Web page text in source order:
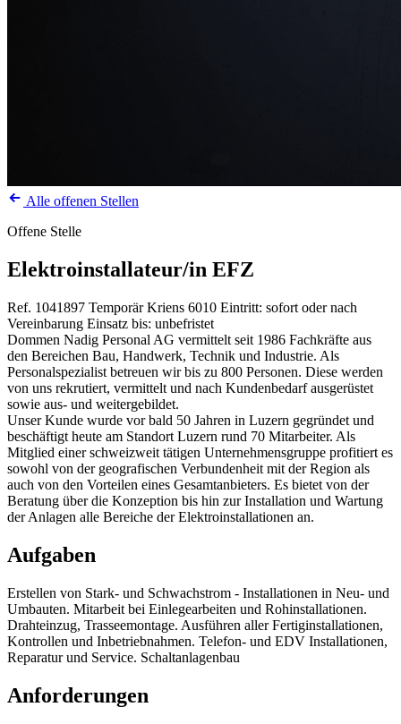
Alle offenen Stellen
Offene Stelle
Elektroinstallateur/in EFZ
Ref. 1041897 Temporär Kriens 6010 Eintritt: sofort oder nach
Vereinbarung Einsatz bis: unbefristet
Dommen Nadig Personal AG vermittelt seit 1986 Fachkräfte aus
den Bereichen Bau, Handwerk, Technik und Industrie. Als
Personalspezialist betreuen wir bis zu 800 Personen. Diese werden
von uns rekrutiert, vermittelt und nach Kundenbedarf ausgerüstet
sowie aus- und weitergebildet.
Unser Kunde wurde vor bald 50 Jahren in Luzern gegründet und
beschäftigt heute am Standort Luzern rund 70 Mitarbeiter. Als
Mitglied einer schweizweit tätigen Unternehmensgruppe profitiert es
sowohl von der geografischen Verbundenheit mit der Region als
auch von den Vorteilen eines Gesamtanbieters. Es bietet von der
Beratung über die Konzeption bis hin zur Installation und Wartung
der Anlagen alle Bereiche der Elektroinstallationen an.
Aufgaben
Erstellen von Stark- und Schwachstrom - Installationen in Neu- und
Umbauten. Mitarbeit bei Einlegearbeiten und Rohinstallationen.
Drahteinzug, Trasseemontage. Ausführen aller Fertiginstallationen,
Kontrollen und Inbetriebnahmen. Telefon- und EDV Installationen,
Reparatur und Service. Schaltanlagenbau
Anforderungen